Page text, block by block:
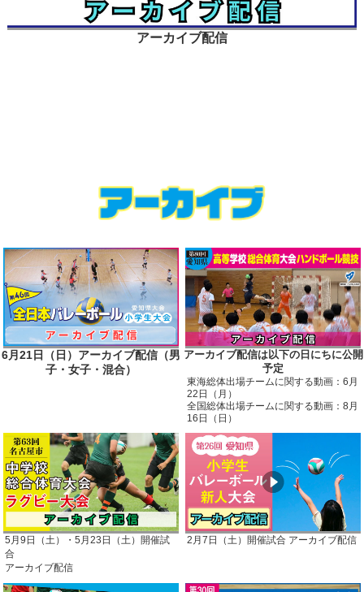
アーカイブ配信
6月21日（日）アーカイブ配信（男
子・女子・混合）
アーカイブ配信は以下の日にちに公開
予定
東海総体出場チームに関する動画：6月
22日（月）
全国総体出場チームに関する動画：8月
16日（日）
5月9日（土）・5月23日（土）開催試
合
アーカイブ配信
2月7日（土）開催試合 アーカイブ配信